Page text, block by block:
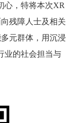
心，特将本次XR
残障人士及相关
元群体，用沉浸
业的社会担当与